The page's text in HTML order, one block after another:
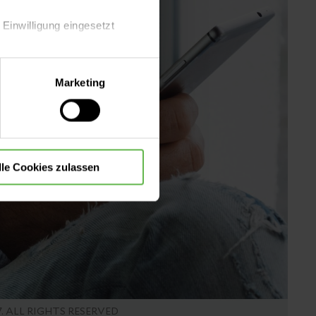
eingesetzt
Auswahl hinsichtlich der
Verwendung aller Cookies
Marketing
Cookies zulassen
RIGHTS RESERVED